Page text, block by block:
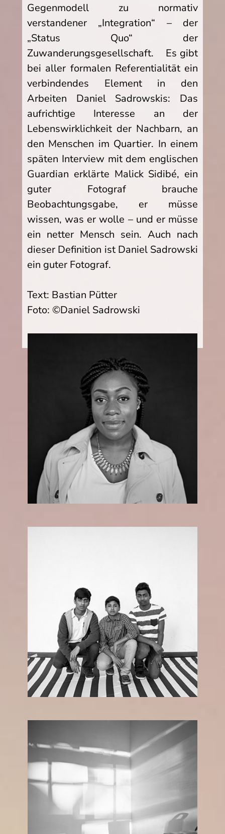
Gegenmodell zu normativ
verstandener „Integration“ – der
„Status Quo“ der
Zuwanderungsgesellschaft. Es gibt
bei aller formalen Referentialität ein
verbindendes Element in den
Arbeiten Daniel Sadrowskis: Das
aufrichtige Interesse an der
Lebenswirklichkeit der Nachbarn, an
den Menschen im Quartier. In einem
späten Interview mit dem englischen
Guardian erklärte Malick Sidibé, ein
guter Fotograf brauche
Beobachtungsgabe, er müsse
wissen, was er wolle – und er müsse
ein netter Mensch sein. Auch nach
dieser Definition ist Daniel Sadrowski
ein guter Fotograf.
Text: Bastian Pütter
Foto: ©Daniel Sadrowski